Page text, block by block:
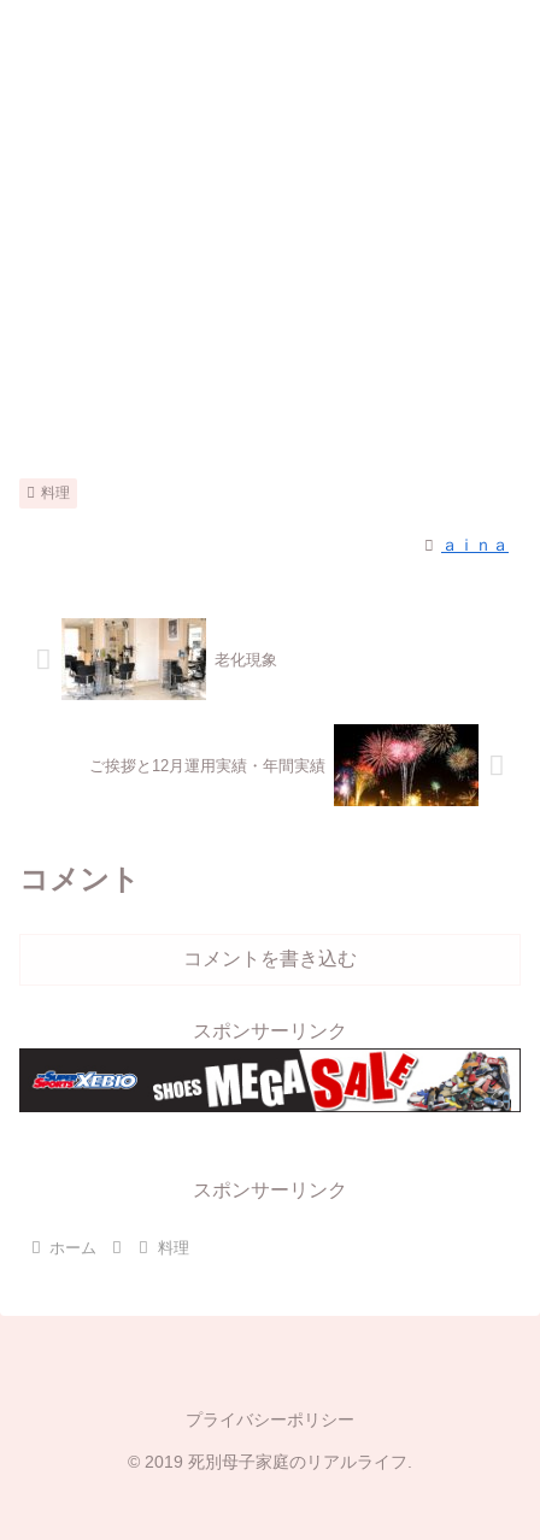
料理
ａｉｎａ
老化現象
ご挨拶と12月運用実績・年間実績
コメント
コメントを書き込む
スポンサーリンク
スポンサーリンク
ホーム 料理
プライバシーポリシー
© 2019 死別母子家庭のリアルライフ.